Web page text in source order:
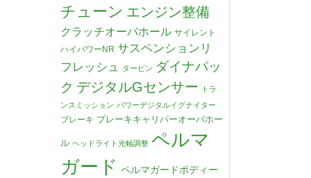
チューン エンジン整備
クラッチオーバホール サイレント
ハイパワーNR サスペンションリ
フレッシュ
タービン ダイナパッ
ク デジタルGセンサー
トラ
ンスミッション パワーデジタルイグナイター
ブレーキ ブレーキキャリパーオーバホー
ル ヘッドライト光軸調整 ペルマ
ガード ペルマガードボディー